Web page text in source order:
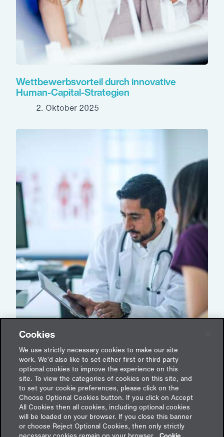
Wettbewerbsvorteil durch innovative
Human-Capital-Strategien
2. Oktober 2025
Krebsvorsorge im Unternehmen: Eine
Investition, die sich für alle auszahlt
12. August 2025
Cookies
We use strictly necessary cookies to make our site
work. We’d also like to set either first or third party
optional cookies to improve the experience on this
site. To view the categories of cookies on this site, and
to set your cookie preferences, please click on the
Choose Optional Cookies button. If you click on Accept
All Cookies then all cookies, including optional cookies
will be loaded on your browser. If you close this banner
or choose Reject Optional Cookies, then only strictly